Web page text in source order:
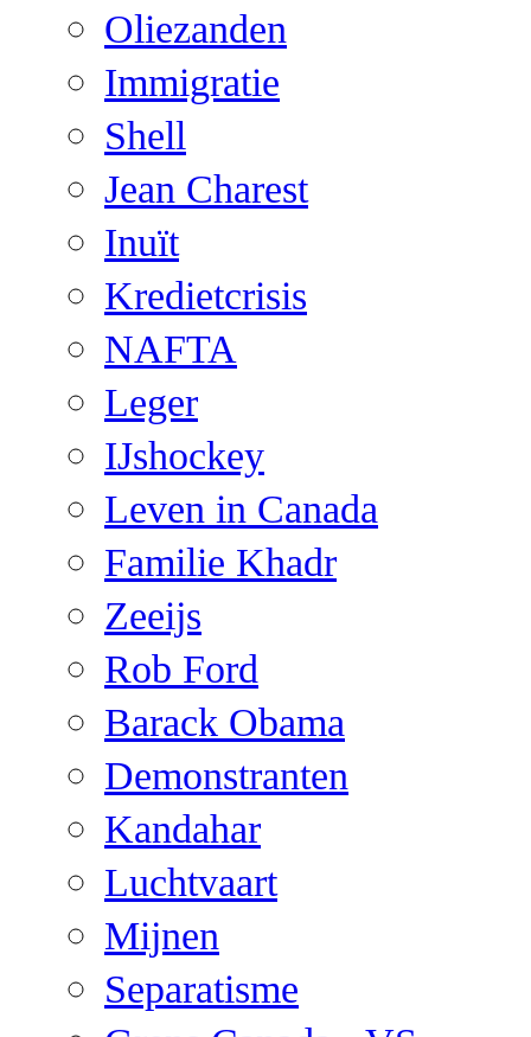
Oliezanden
Immigratie
Shell
Jean Charest
Inuït
Kredietcrisis
NAFTA
Leger
IJshockey
Leven in Canada
Familie Khadr
Zeeijs
Rob Ford
Barack Obama
Demonstranten
Kandahar
Luchtvaart
Mijnen
Separatisme